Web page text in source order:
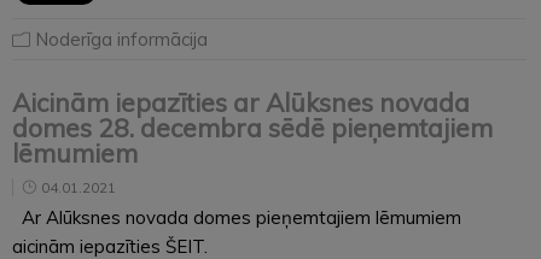
Noderīga informācija
Aicinām iepazīties ar Alūksnes novada
domes 28. decembra sēdē pieņemtajiem
lēmumiem
04.01.2021
Ar Alūksnes novada domes pieņemtajiem lēmumiem
aicinām iepazīties ŠEIT.